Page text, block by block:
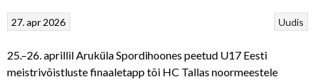
Uudis
27. apr 2026
25.–26. aprillil Aruküla Spordihoones peetud U17 Eesti
meistrivõistluste finaaletapp tõi HC Tallas noormeestele